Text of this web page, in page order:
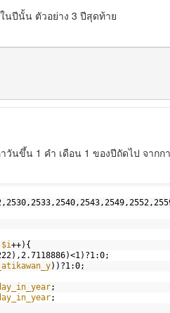
นปีนั้น ตัวอย่าง 3 ปีสุดท้าย
วันขึ้น 1 คำ เดือน 1 ของปีถัดไป จาก
$i++){
))?1:0;
;
;